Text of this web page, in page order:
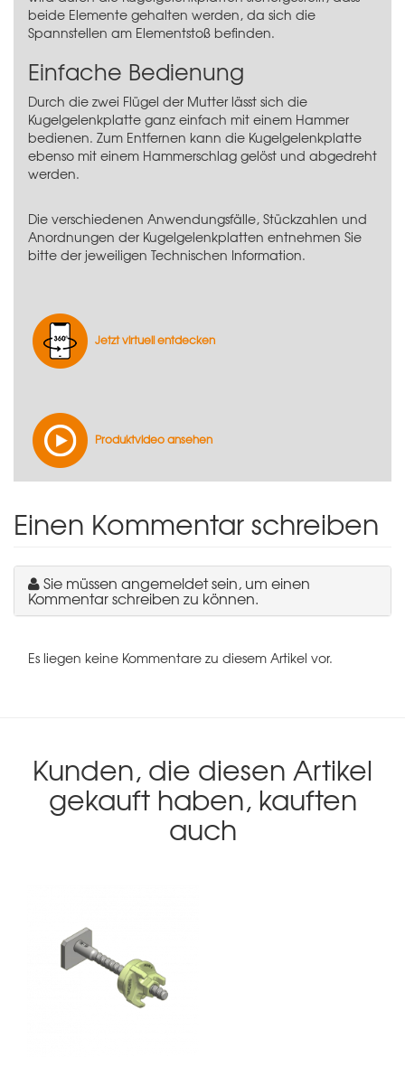
beide Elemente gehalten werden, da sich die
Spannstellen am Elementstoß befinden.
Einfache Bedienung
Durch die zwei Flügel der Mutter lässt sich die
Kugelgelenkplatte ganz einfach mit einem Hammer
bedienen. Zum Entfernen kann die Kugelgelenkplatte
ebenso mit einem Hammerschlag gelöst und abgedreht
werden.
Die verschiedenen Anwendungsfälle, Stückzahlen und
Anordnungen der Kugelgelenkplatten entnehmen Sie
bitte der jeweiligen Technischen Information.
Jetzt virtuell entdecken
Produktvideo ansehen
Einen Kommentar schreiben
Sie müssen angemeldet sein, um einen
Kommentar schreiben zu können.
Es liegen keine Kommentare zu diesem Artikel vor.
Kunden, die diesen Artikel
gekauft haben, kauften
auch